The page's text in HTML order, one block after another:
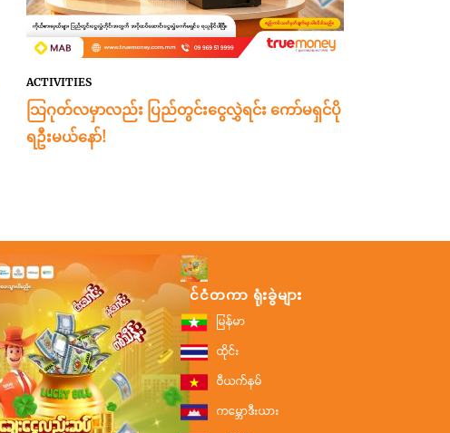
ACTIVITIES
သြဂုတ်လမှာလည်း ပြည်တွင်းငွေလွှဲရင်း ကော်မရှင်ပို
ရဦးမယ်နော်!
နိုင်ငံတကာ ရုံးခွဲများ
မြန်မာ
ထိုင်း
ဗီယက်နမ်
ကမ္ဘောဒီးယား